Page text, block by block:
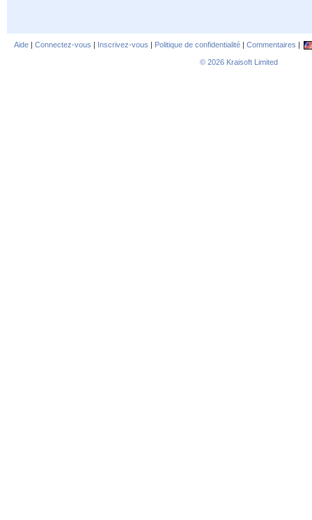
Aide | Connectez-vous | Inscrivez-vous | Politique de confidentialité | Commentaires |
© 2026 Kraisoft Limited